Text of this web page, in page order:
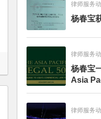
律师服务
杨春宝
律师服务
杨春宝
Asia
律师服务